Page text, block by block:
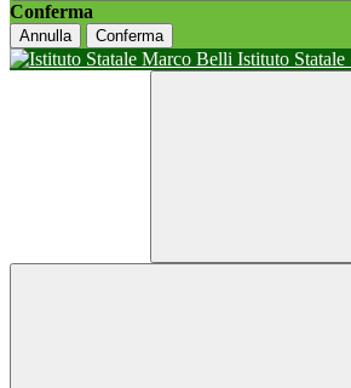
Conferma
Annulla Conferma
Istituto Statale